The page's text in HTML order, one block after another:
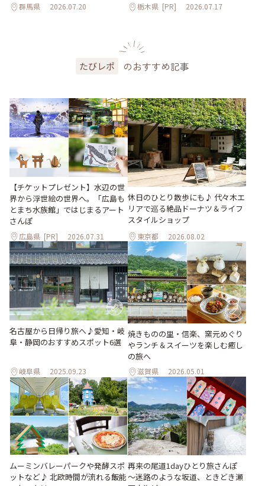
群馬県 2026.07.20 栃木県 [PR] 2026.07.17
たびレポ のおすすめ記事
【チケットプレゼント】水辺の世
界から浮世絵の世界へ。「広島も
とまち水族館」ではじまるアート
さんぽ
広島県 [PR] 2026.07.31
休日のひとり散歩にも♪ 代々木エ
リアで巡る絶品ドーナツ＆ライフ
スタイルショップ
東京都 2026.08.02
名古屋から日帰り旅へ♪愛知・岐
阜・静岡のおすすめスポット6選
岐阜県 2025.09.23
焼きものの里・信楽、窯元めぐり
やランチ＆スイーツを楽しむ癒し
の旅へ
滋賀県 2026.05.01
ムーミンバレーパークや発酵スポ
ットなど♪ 北欧時間が流れる飯能
再来の尾道1dayひとり旅さんぽ
～迷路のような坂道、ときどき瀬